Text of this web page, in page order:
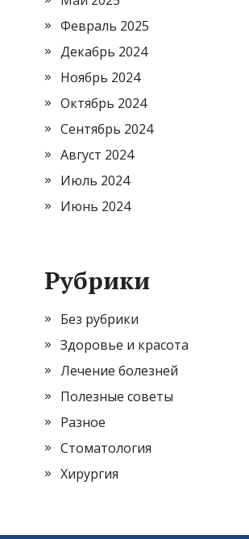
Февраль 2025
Декабрь 2024
Ноябрь 2024
Октябрь 2024
Сентябрь 2024
Август 2024
Июль 2024
Июнь 2024
Рубрики
Без рубрики
Здоровье и красота
Лечение болезней
Полезные советы
Разное
Стоматология
Хирургия